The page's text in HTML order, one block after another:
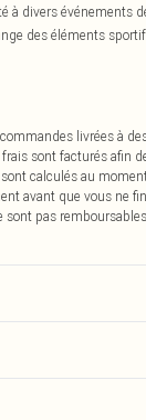
à divers événements
des éléments
livrées à
sont facturés afin
calculés au
avant que vous ne
pas